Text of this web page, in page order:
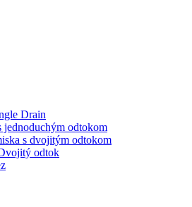
Drain
jednoduchým odtokom
s dvojitým odtokom
odtok